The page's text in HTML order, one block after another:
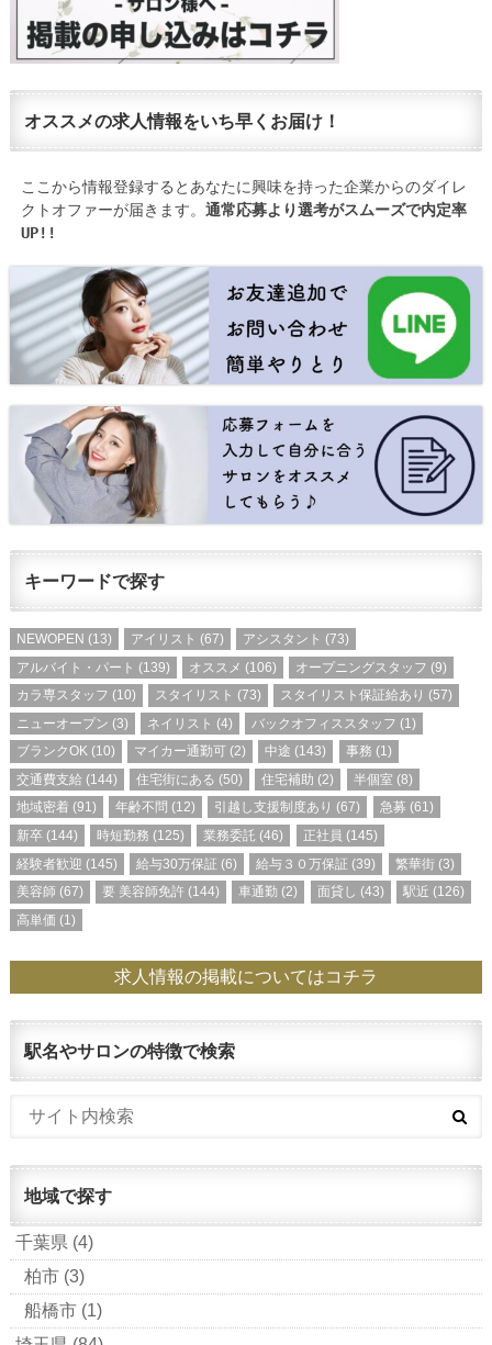
オススメの求人情報をいち早くお届け！
ここから情報登録するとあなたに興味を持った企業からのダイレ
クトオファーが届きます。 通常応募より選考がスムーズで内定率
UP!!
キーワードで探す
NEWOPEN (13) アイリスト (67) アシスタント (73)
アルバイト・パート (139) オススメ (106) オープニングスタッフ (9)
カラ専スタッフ (10) スタイリスト (73) スタイリスト保証給あり (57)
ニューオープン (3) ネイリスト (4) バックオフィススタッフ (1)
ブランクOK(10) マイカー通勤可 (2) 中途 (143) 事務 (1)
交通費支給 (144) 住宅街にある (50) 住宅補助 (2) 半個室 (8)
地域密着 (91) 年齢不問 (12) 引越し支援制度あり (67) 急募 (61)
新卒(144) 時短勤務 (125) 業務委託 (46) 正社員 (145)
経験者歓迎 (145) 給与30万保証 (6) 給与３０万保証 (39) 繁華街(3)
美容師 (67) 要 美容師免許 (144) 車通勤 (2) 面貸し (43) 駅近 (126)
高単価 (1)
求人情報の掲載についてはコチラ
駅名やサロンの特徴で検索
地域で探す
千葉県 (4)
柏市 (3)
船橋市 (1)